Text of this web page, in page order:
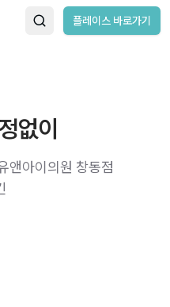
플레이스 바로가기
없이
앤아이의원 창동점